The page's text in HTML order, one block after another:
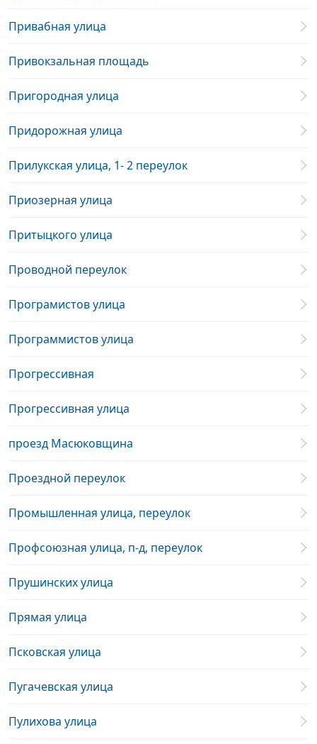
Привабная улица
Привокзальная площадь
Пригородная улица
Придорожная улица
Прилукская улица, 1- 2 переулок
Приозерная улица
Притыцкого улица
Проводной переулок
Програмистов улица
Программистов улица
Прогрессивная
Прогрессивная улица
проезд Масюковщина
Проездной переулок
Промышленная улица, переулок
Профсоюзная улица, п-д, переулок
Прушинских улица
Прямая улица
Псковская улица
Пугачевская улица
Пулихова улица